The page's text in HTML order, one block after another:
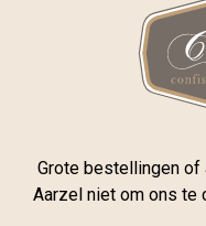
Grote bestellingen of
Aarzel niet om ons te